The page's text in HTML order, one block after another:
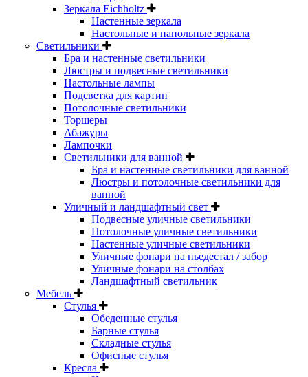
Зеркала Eichholtz
Настенные зеркала
Настольные и напольные зеркала
Светильники
Бра и настенные светильники
Люстры и подвесные светильники
Настольные лампы
Подсветка для картин
Потолочные светильники
Торшеры
Абажуры
Лампочки
Светильники для ванной
Бра и настенные светильники для ванной
Люстры и потолочные светильники для
ванной
Уличный и ландшафтный свет
Подвесные уличные светильники
Потолочные уличные светильники
Настенные уличные светильники
Уличные фонари на пьедестал / забор
Уличные фонари на столбах
Ландшафтный светильник
Мебель
Стулья
Обеденные стулья
Барные стулья
Складные стулья
Офисные стулья
Кресла